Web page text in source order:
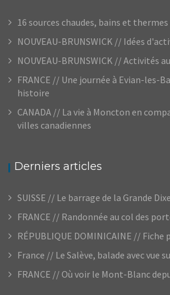
16 sources chaudes, bains et
NOUVEAU-BRUNSWICK // Idées
NOUVEAU-BRUNSWICK // Activités
FRANCE // Une journée à Evian-les-
histoire
CANADA // La vie à Moncton en
villes canadiennes
Derniers articles
SUISSE // Le barrage de la Grande
FRANCE // Randonnée au col des
RÉPUBLIQUE DOMINICAINE // Fiche
France // Le Salève, balade avec vue
FRANCE // Où voir le Mont-Blanc